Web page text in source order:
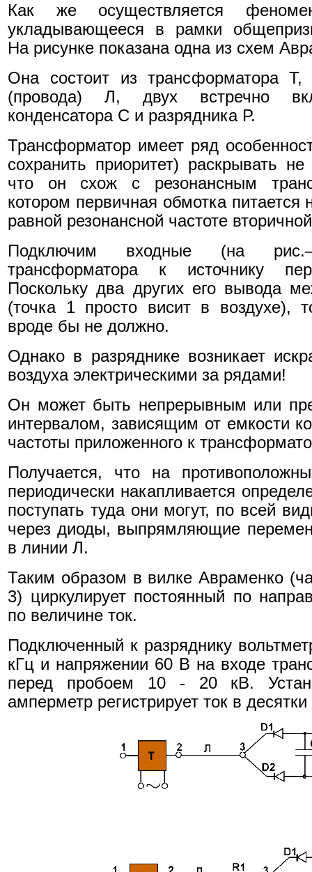
Как же осуществляется
укладывающееся в рамки
На рисунке показана одна из схем
Она состоит из трансформатора Т,
(провода) Л, двух встречно
конденсатора С и разрядника Р.
Трансформатор имеет ряд
сохранить приоритет) раскрывать
что он схож с резонансным
котором первичная обмотка питается
равной резонансной частоте
Подключим входные (на
трансформатора к источнику
Поскольку два других его вывода
(точка 1 просто висит в воздухе),
вроде бы не должно.
Однако в разряднике возникает
воздуха электрическими за рядами!
Он может быть непрерывным или
интервалом, зависящим от емкости
частоты приложенного к
Получается, что на
периодически накапливается
поступать туда они могут, по всей
через диоды, выпрямляющие
в линии Л.
Таким образом в вилке Авраменко
3) циркулирует постоянный по
по величине ток.
Подключенный к разряднику
кГц и напряжении 60 В на входе
перед пробоем 10 - 20 кВ.
амперметр регистрирует ток в